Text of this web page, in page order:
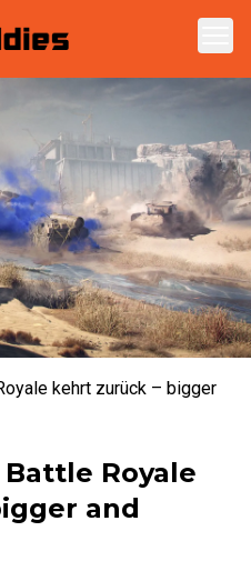
kehrt zurück – bigger
Royale
and